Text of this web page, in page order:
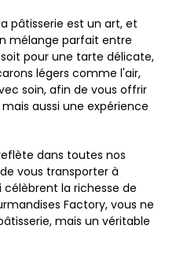
pâtisserie est un art, et
mélange parfait entre
pour une tarte délicate,
légers comme l'air,
soin, afin de vous offrir
aussi une expérience
dans toutes nos
vous transporter à
célèbrent la richesse de
Factory, vous ne
mais un véritable